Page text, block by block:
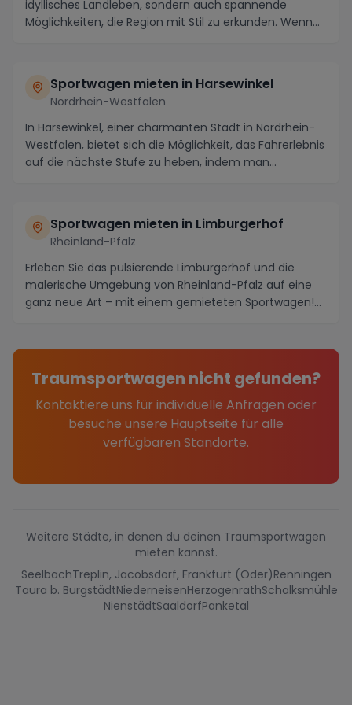
idyllisches Landleben, sondern auch spannende
Möglichkeiten, die Region mit Stil zu erkunden. Wenn
Sportwagen mieten in Harsewinkel
Nordrhein-Westfalen
In Harsewinkel, einer charmanten Stadt in Nordrhein-
Westfalen, bietet sich die Möglichkeit, das Fahrerlebnis
auf die nächste Stufe zu heben, indem man...
Sportwagen mieten in Limburgerhof
Rheinland-Pfalz
Erleben Sie das pulsierende Limburgerhof und die
malerische Umgebung von Rheinland-Pfalz auf eine
ganz neue Art – mit einem gemieteten Sportwagen!
Traumsportwagen nicht gefunden?
Kontaktiere uns für individuelle Anfragen oder
besuche unsere Hauptseite für alle
verfügbaren Standorte.
Weitere Städte, in denen du deinen Traumsportwagen
mieten kannst.
SeelbachTreplin, Jacobsdorf, Frankfurt (Oder)Renningen
Taura b. BurgstädtNiederneisenHerzogenrathSchalksmühle
NienstädtSaaldorfPanketal